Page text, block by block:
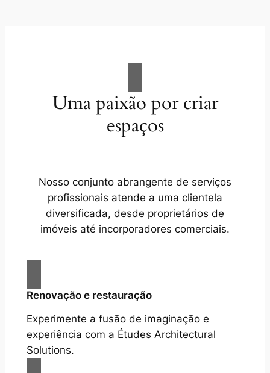
Uma paixão por criar
espaços
Nosso conjunto abrangente de serviços
profissionais atende a uma clientela
diversificada, desde proprietários de
imóveis até incorporadores comerciais.
Renovação e restauração
Experimente a fusão de imaginação e
experiência com a Études Architectural
Solutions.